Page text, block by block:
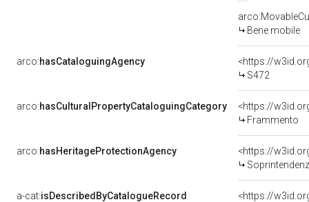
Bene mobile
arco:hasCataloguingAgency
<https://
S472
arco:hasCulturalPropertyCataloguingCategory
<https://
Frammento
arco:hasHeritageProtectionAgency
<https://
Soprintendenza
a-cat:isDescribedByCatalogueRecord
<https://